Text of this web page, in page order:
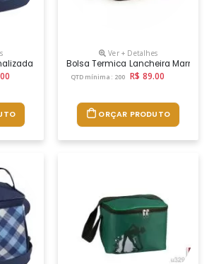
Promocional Com Logo
Ver + Detalhes
Bolsa Termica Lancheira
QTD mínima: 200 R$ 89.00
ORÇAR PRODUTO